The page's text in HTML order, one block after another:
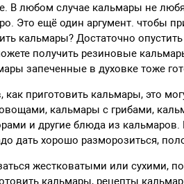
В любом случае кальмары не
Это ещё один аргумент. чтобы
кальмары? Достаточно
получить резиновые
запеченные в духовке тоже
как приготовить кальмары, это
кальмары с грибами,
и другие блюда из
дать хорошо разморозиться,
жестковатыми или сухими,
кальмары, рецепты